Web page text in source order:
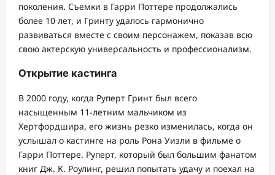
поколения. Съемки в Гарри Поттере продолжались
более 10 лет, и Гринту удалось гармонично
развиваться вместе с своим персонажем, показав всю
свою актерскую универсальность и профессионализм.
Открытие кастинга
В 2000 году, когда Руперт Гринт был всего
насыщенным 11-летним мальчиком из
Хертфордшира, его жизнь резко изменилась, когда он
услышал о кастинге на роль Рона Уизли в фильме о
Гарри Поттере. Руперт, который был большим фанатом
книг Дж. К. Роулинг, решил попытать удачу и поехал на